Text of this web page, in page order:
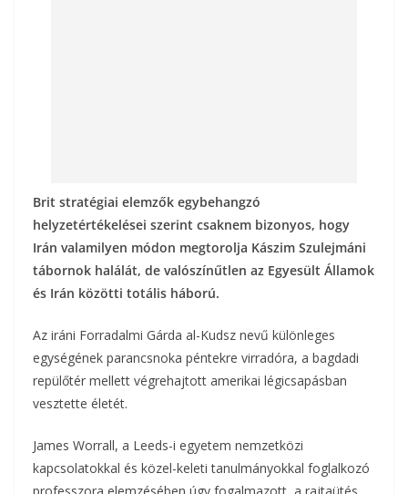
Brit stratégiai elemzők egybehangzó
helyzetértékelései szerint csaknem bizonyos, hogy
Irán valamilyen módon megtorolja Kászim Szulejmáni
tábornok halálát, de valószínűtlen az Egyesült Államok
és Irán közötti totális háború.
Az iráni Forradalmi Gárda al-Kudsz nevű különleges
egységének parancsnoka péntekre virradóra, a bagdadi
repülőtér mellett végrehajtott amerikai légicsapásban
vesztette életét.
James Worrall, a Leeds-i egyetem nemzetközi
kapcsolatokkal és közel-keleti tanulmányokkal foglalkozó